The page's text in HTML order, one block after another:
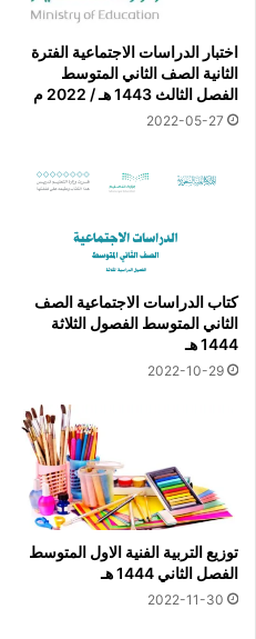
اختبار الدراسات الاجتماعية الفترة
الثانية الصف الثاني المتوسط
الفصل الثالث 1443 هـ / 2022 م
2022-05-27
كتاب الدراسات الاجتماعية الصف
الثاني المتوسط الفصول الثلاثة
1444 هـ
2022-10-29
توزيع التربية الفنية الاول المتوسط
الفصل الثاني 1444 هـ
2022-11-30